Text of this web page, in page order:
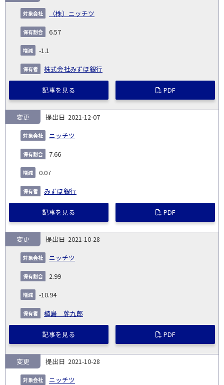
（株）ニッチツ
6.57
-1.1
株式会社みずほ銀行
記事を見る PDF
2021-12-07
ニッチツ
変更
7.66
0.07
みずほ銀行
記事を見る PDF
2021-10-28
ニッチツ
変更
2.99
-10.94
植島 幹九郎
記事を見る PDF
2021-10-28
ニッチツ
変更